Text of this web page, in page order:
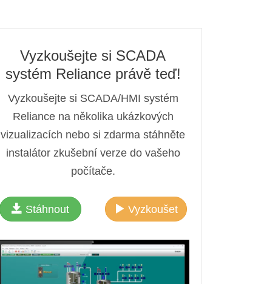
Vyzkoušejte si SCADA
systém Reliance právě teď!
Vyzkoušejte si SCADA/HMI systém
Reliance na několika ukázkových
vizualizacích nebo si zdarma stáhněte
instalátor zkušební verze do vašeho
počítače.
Stáhnout Vyzkoušet